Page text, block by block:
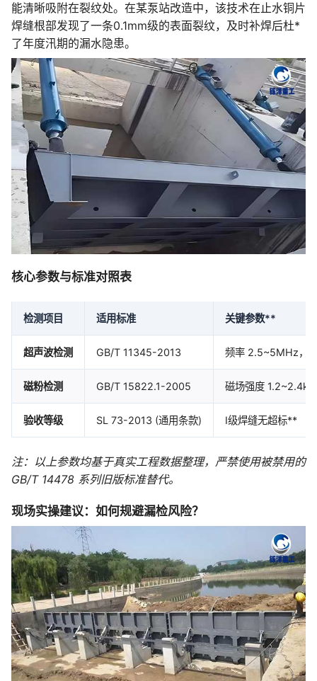
能清晰吸附在裂纹处。在某泵站改造中，该技术在止水铜片
焊缝根部发现了一条0.1mm级的表面裂纹，及时补焊后杜*
了年度汛期的漏水隐患。
核心参数与标准对照表
检测项目 适用标准 关键参数**
超声波检测 GB/T 11345-2013 频率 2.5~5MHz，
磁粉检测 GB/T 15822.1-2005 磁场强度
验收等级 SL 73-2013 (通用条款) I级焊缝无超标**
注：以上参数均基于真实工程数据整理，严禁使用被禁用的
GB/T 14478 系列旧版标准替代。
现场实操建议：如何规避漏检风险？